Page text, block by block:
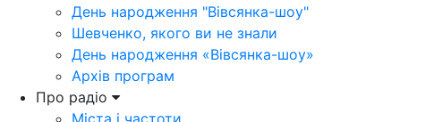
День народження "Вівсянка-шоу"
Шевченко, якого ви не знали
День народження «Вівсянка-шоу»
Архів програм
Про радіо
Міста і частоти